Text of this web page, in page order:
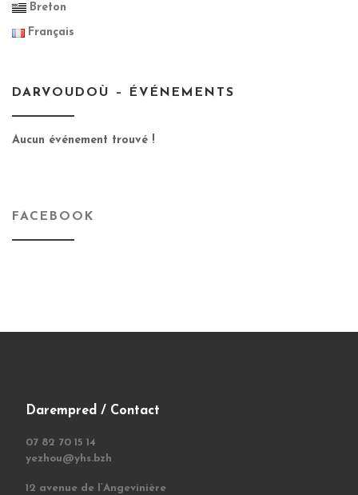
Breton
Français
DARVOUDOÙ – ÉVÉNEMENTS
Aucun événement trouvé !
FACEBOOK
Darempred / Contact
07 82 70 15 14
yezhou@yhs.bzh
12 avenue de l’Angevinière